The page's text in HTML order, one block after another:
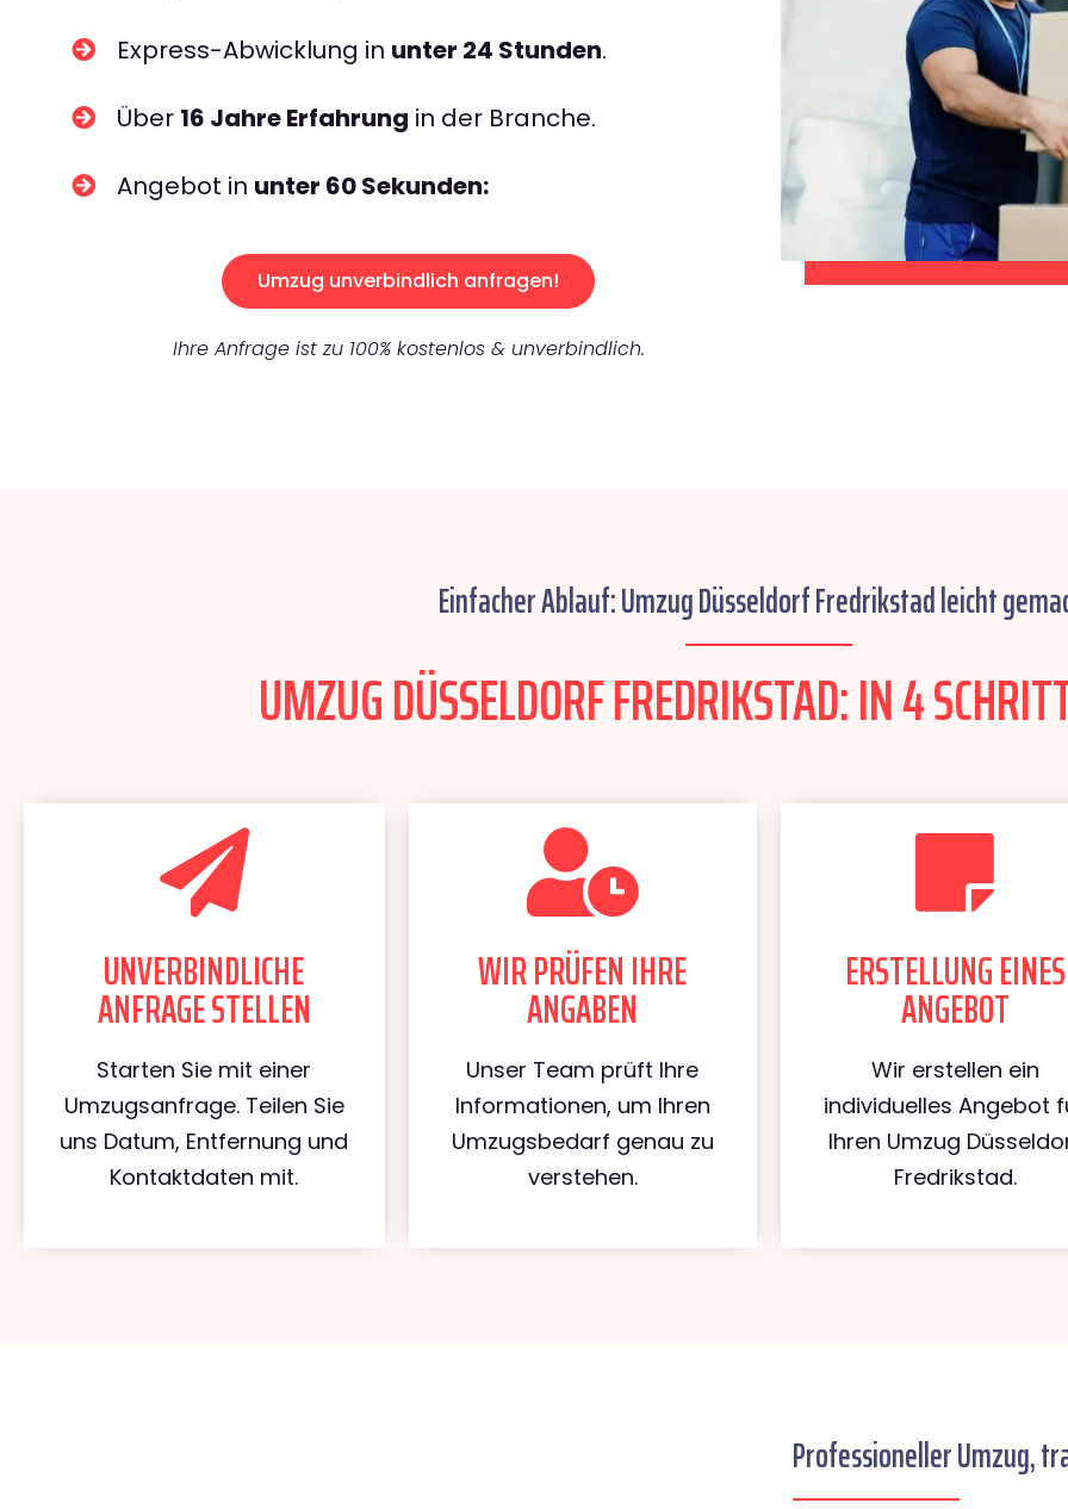
Express-Abwicklung in unter 24 Stunden.
Über 16 Jahre Erfahrung in der Branche.
Angebot in unter 60 Sekunden:
Umzug unverbindlich anfragen!
Ihre Anfrage ist zu 100% kostenlos & unverbindlich.
Einfacher Ablauf: Umzug Düsseldorf Fredrikstad leicht
UMZUG DÜSSELDORF FREDRIKSTAD: IN 4
UNVERBINDLICHE
ANFRAGE STELLEN
Starten Sie mit einer
Umzugsanfrage. Teilen Sie
uns Datum, Entfernung und
Kontaktdaten mit.
WIR PRÜFEN IHRE
ANGABEN
Unser Team prüft Ihre
Informationen, um Ihren
Umzugsbedarf genau zu
verstehen.
ERSTELLUNG EINES
ANGEBOT
Wir erstellen ein
individuelles Angebot
Ihren Umzug
Fredrikstad.
Professioneller Umzug,